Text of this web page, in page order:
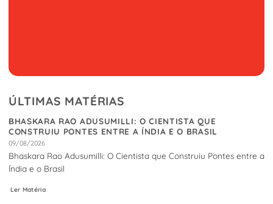
ÚLTIMAS MATÉRIAS
BHASKARA RAO ADUSUMILLI: O CIENTISTA QUE
CONSTRUIU PONTES ENTRE A ÍNDIA E O BRASIL
09/08/2026
Bhaskara Rao Adusumilli: O Cientista que Construiu Pontes entre a
Índia e o Brasil
Ler Matéria